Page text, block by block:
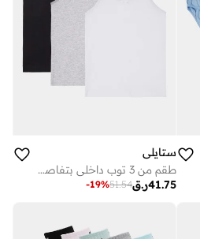
ستايلي
طقم من 3 توب داخلي بتفاصيل فيونكة وحمالات مطاطية للبنات
ر.ق41.75
51.54
-19%